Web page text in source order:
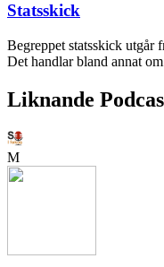
Statsskick
Begreppet statsskick utgår
Det handlar bland annat
Liknande
M